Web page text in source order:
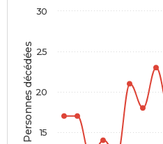
Personnes décédées 15
20
25
30